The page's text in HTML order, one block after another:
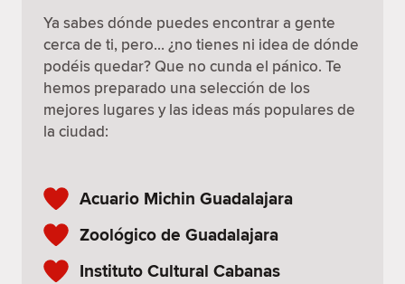
Ya sabes dónde puedes encontrar a gente
cerca de ti, pero… ¿no tienes ni idea de dónde
podéis quedar? Que no cunda el pánico. Te
hemos preparado una selección de los
mejores lugares y las ideas más populares de
la ciudad:
Acuario Michin Guadalajara
Zoológico de Guadalajara
Instituto Cultural Cabanas